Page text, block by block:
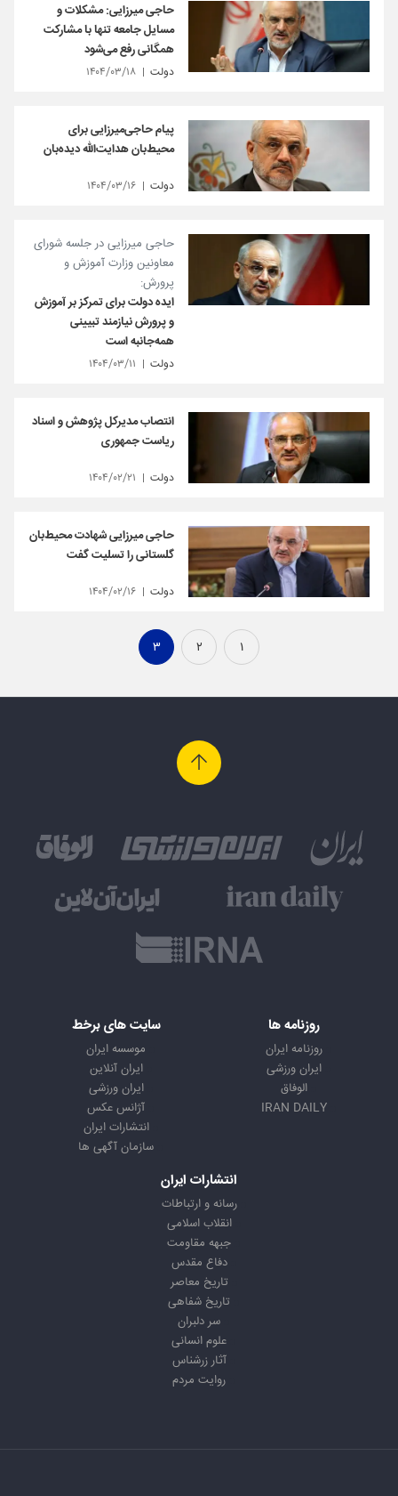
حاجی میرزایی: مشکلات و
مسایل جامعه تنها با مشارکت
همگانی رفع می‌شود
دولت ۱۴۰۴/۰۳/۱۸
پیام حاجی‌میرزایی برای
محیط‌بان هدایت‌الله دیده‌بان
دولت ۱۴۰۴/۰۳/۱۶
حاجی میرزایی در جلسه شورای
معاونین وزارت آموزش و
پرورش:
ایده دولت برای تمرکز بر آموزش
و پرورش نیازمند تبیینی
همه‌جانبه است
دولت ۱۴۰۴/۰۳/۱۱
انتصاب مدیرکل پژوهش و اسناد
ریاست جمهوری
دولت ۱۴۰۴/۰۲/۲۱
حاجی میرزایی شهادت محیط‌بان
گلستانی را تسلیت گفت
دولت ۱۴۰۴/۰۲/۱۶
۱ ۲ ۳
روزنامه ها
روزنامه ایران
ایران ورزشی
الوفاق
IRAN DAILY
سایت های برخط
موسسه ایران
ایران آنلاین
ایران ورزشی
آژانس عکس
انتشارات ایران
سازمان آگهی ها
انتشارات ایران
رسانه و ارتباطات
انقلاب اسلامی
جبهه مقاومت
دفاع مقدس
تاریخ معاصر
تاریخ شفاهی
سر دلبران
علوم انسانی
آثار زرشناس
روایت مردم